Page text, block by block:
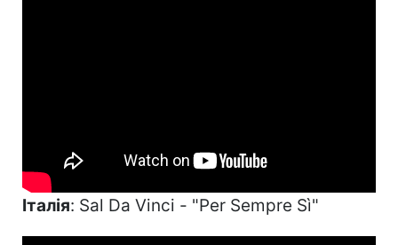
Італія: Sal Da Vinci - "Per Sempre Sì"